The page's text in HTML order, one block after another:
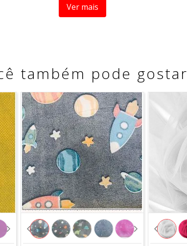
Ver mais
também pode gostar